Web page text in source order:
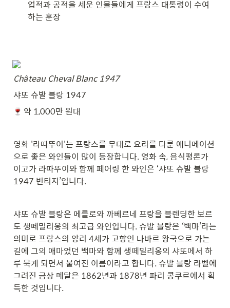
업적과 공적을 세운 인물들에게 프랑스 대통령이 수여
하는 훈장
Château Cheval Blanc 1947
샤또 슈발 블랑 1947
약 1,000만 원대
영화 '라따뚜이'는 프랑스를 무대로 요리를 다룬 애니메이션
으로 좋은 와인들이 많이 등장합니다. 영화 속, 음식평론가
이고가 라따뚜이와 함께 페어링 한 와인은 ‘샤또 슈발 블랑
1947 빈티지’입니다.
샤또 슈발 블랑은 메를로와 까베르네 프랑을 블렌딩한 보르
도 생떼밀리옹의 최고급 와인입니다. 슈발 블랑은 ‘백마’라는
의미로 프랑스의 앙리 4세가 고향인 나바르 왕국으로 가는
길에 그의 애마었던 백마와 함께 생떼밀리옹의 샤또에서 하
루 묵게 되면서 붙여진 이름이라고 합니다. 슈발 블랑 라벨에
그려진 금상 메달은 1862년과 1878년 파리 콩쿠르에서 획
득한 것입니다.